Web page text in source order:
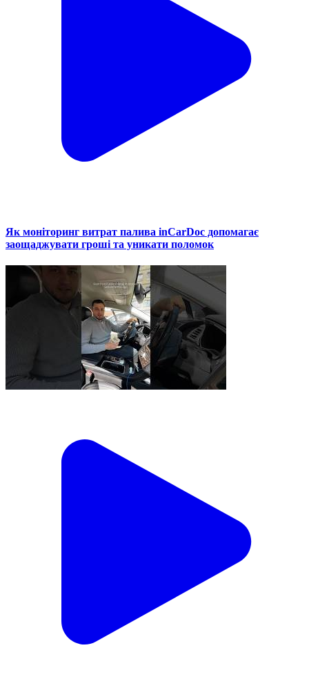
Як моніторинг витрат палива inCarDoc допомагає
заощаджувати гроші та уникати поломок